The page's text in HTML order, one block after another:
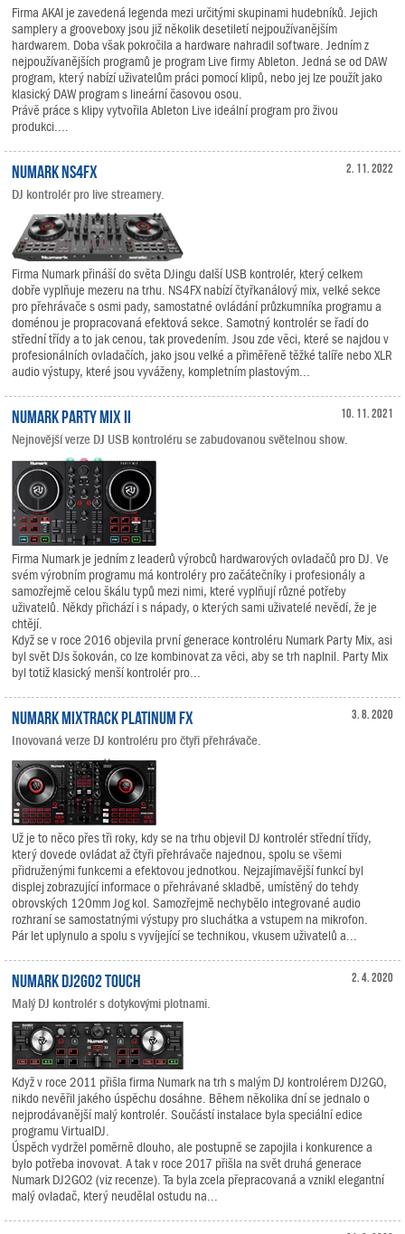
Firma AKAI je zavedená legenda mezi určitými skupinami hudebníků. Jejich
samplery a grooveboxy jsou již několik desetiletí nejpoužívanějším
hardwarem. Doba však pokročila a hardware nahradil software. Jedním z
nejpoužívanějších programů je program Live firmy Ableton. Jedná se od DAW
program, který nabízí uživatelům práci pomocí klipů, nebo jej lze použít jako
klasický DAW program s lineární časovou osou.
Právě práce s klipy vytvořila Ableton Live ideální program pro živou
produkci....
2. 11. 2022
Numark NS4FX
DJ kontrolér pro live streamery.
Firma Numark přináší do světa DJingu další USB kontrolér, který celkem
dobře vyplňuje mezeru na trhu. NS4FX nabízí čtyřkanálový mix, velké sekce
pro přehrávače s osmi pady, samostatné ovládání průzkumníka programu a
doménou je propracovaná efektová sekce. Samotný kontrolér se řadí do
střední třídy a to jak cenou, tak provedením. Jsou zde věci, které se najdou v
profesionálních ovladačích, jako jsou velké a přiměřeně těžké talíře nebo XLR
audio výstupy, které jsou vyváženy, kompletním plastovým...
10. 11. 2021
Numark Party Mix II
Nejnovější verze DJ USB kontroléru se zabudovanou světelnou show.
Firma Numark je jedním z leaderů výrobců hardwarových ovladačů pro DJ. Ve
svém výrobním programu má kontroléry pro začátečníky i profesionály a
samozřejmě celou škálu typů mezi nimi, které vyplňují různé potřeby
uživatelů. Někdy přichází i s nápady, o kterých sami uživatelé nevědí, že je
chtějí.
Když se v roce 2016 objevila první generace kontroléru Numark Party Mix, asi
byl svět DJs šokován, co lze kombinovat za věci, aby se trh naplnil. Party Mix
byl totiž klasický menší kontrolér pro...
3. 8. 2020
Numark Mixtrack Platinum FX
Inovovaná verze DJ kontroléru pro čtyři přehrávače.
Už je to něco přes tři roky, kdy se na trhu objevil DJ kontrolér střední třídy,
který dovede ovládat až čtyři přehrávače najednou, spolu se všemi
přidruženými funkcemi a efektovou jednotkou. Nejzajímavější funkcí byl
displej zobrazující informace o přehrávané skladbě, umístěný do tehdy
obrovských 120mm Jog kol. Samozřejmě nechybělo integrované audio
rozhraní se samostatnými výstupy pro sluchátka a vstupem na mikrofon.
Pár let uplynulo a spolu s vyvíjející se technikou, vkusem uživatelů a...
2. 4. 2020
Numark DJ2GO2 Touch
Malý DJ kontrolér s dotykovými plotnami.
Když v roce 2011 přišla firma Numark na trh s malým DJ kontrolérem DJ2GO,
nikdo nevěřil jakého úspěchu dosáhne. Během několika dní se jednalo o
nejprodávanější malý kontrolér. Součástí instalace byla speciální edice
programu VirtualDJ.
Úspěch vydržel poměrně dlouho, ale postupně se zapojila i konkurence a
bylo potřeba inovovat. A tak v roce 2017 přišla na svět druhá generace
Numark DJ2GO2 (viz recenze). Ta byla zcela přepracovaná a vznikl elegantní
malý ovladač, který neudělal ostudu na...